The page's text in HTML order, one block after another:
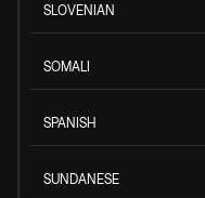
SLOVENIAN
SOMALI
SPANISH
SUNDANESE